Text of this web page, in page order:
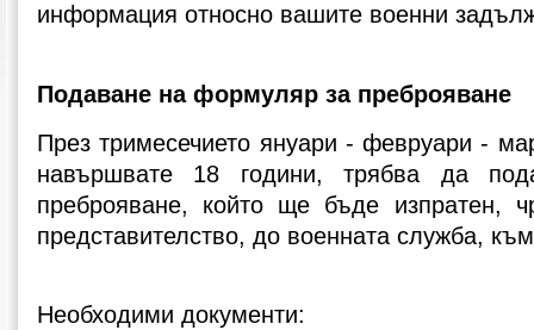
информация относно вашите военни
Подаване на формуляр за преброяване
През тримесечието януари - февруари -
навършвате 18 години, трябва да
преброяване, който ще бъде изпратен,
представителство, до военната служба,
Необходими документи: